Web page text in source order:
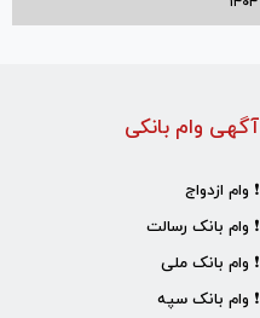
آگهی وام بانکی
❗ وام ازدواج
❗ وام بانک رسالت
❗ وام بانک ملی
❗ وام بانک سپه